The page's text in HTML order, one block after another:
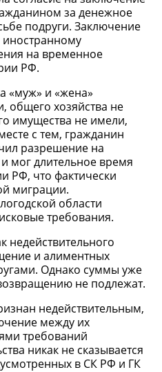
за денежное
подруги. Заключение
на временное
РФ.
«муж» и «жена»
общего хозяйства не
имущества не имели,
с тем, гражданин
разрешение на
мог длительное время
РФ, что фактически
миграции.
области
требования.
недействительного
и алиментных
Однако суммы уже
не подлежат.
недействительным,
между их
требований
никак не сказывается
в СК РФ и ГК